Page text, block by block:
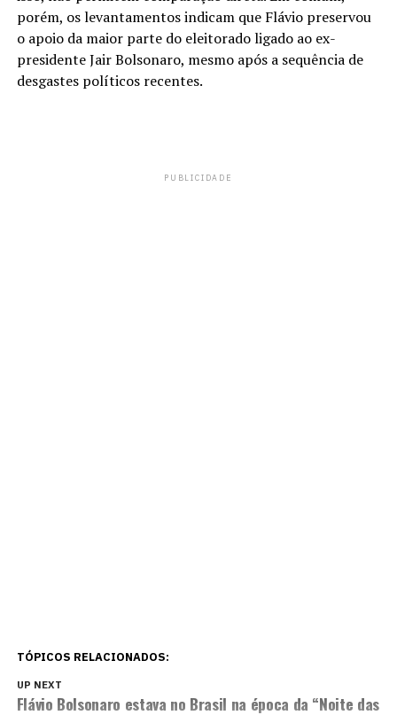
porém, os levantamentos indicam que Flávio preservou
o apoio da maior parte do eleitorado ligado ao ex-
presidente Jair Bolsonaro, mesmo após a sequência de
desgastes políticos recentes.
PUBLICIDADE
TÓPICOS RELACIONADOS:
UP NEXT
Flávio Bolsonaro estava no Brasil na época da “Noite das